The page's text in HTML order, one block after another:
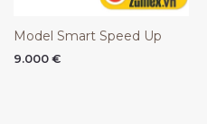
Model Smart Speed Up
9.000 €